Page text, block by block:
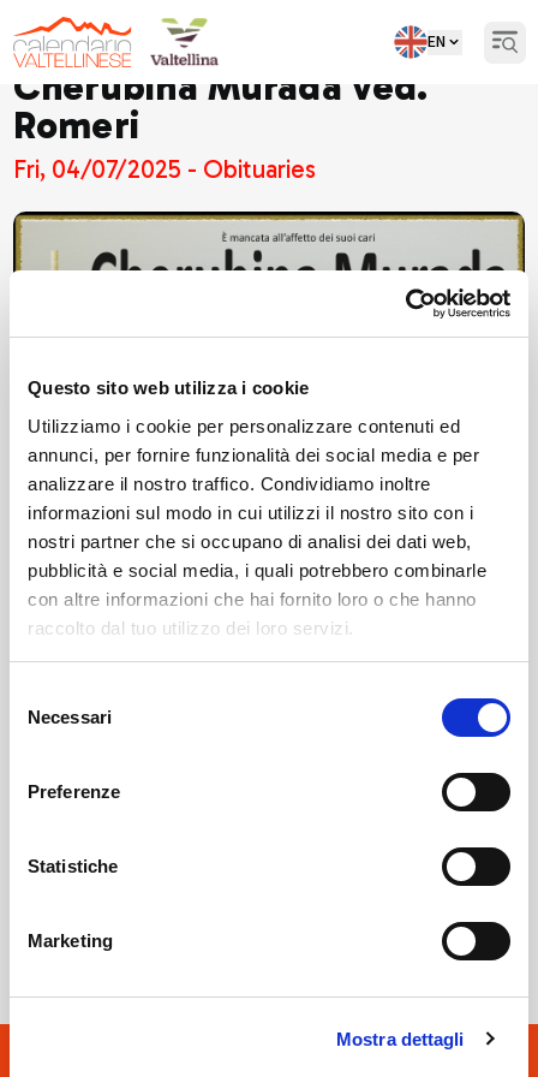
Questo sito web utilizza i cookie
Utilizziamo i cookie per personalizzare contenuti ed
annunci, per fornire funzionalità dei social media e per
analizzare il nostro traffico. Condividiamo inoltre
informazioni sul modo in cui utilizzi il nostro sito con i
nostri partner che si occupano di analisi dei dati web,
pubblicità e social media, i quali potrebbero combinarle
con altre informazioni che hai fornito loro o che hanno
raccolto dal tuo utilizzo dei loro servizi.
delNecessari
Preferenze
Statistiche
Marketing
Mostra dettagli
EN
Cherubina Murada ved.
Romeri
Fri, 04/07/2025 - Obituaries
Albosaggia SOF Società Onoranze Funebri